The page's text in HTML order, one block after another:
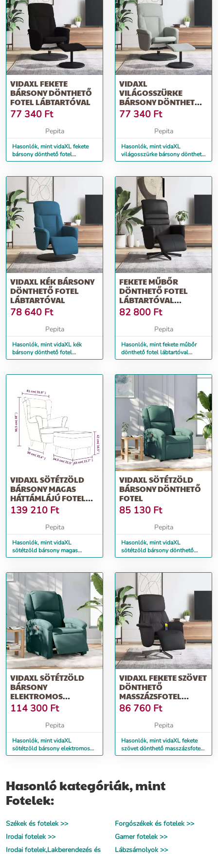
VIDAXL FEKETE
BÁRSONY DÖNTHETŐ
FOTEL LÁBTARTÓVAL
77 340 Ft
Pepita
Hasonlók, mint vidaXL fekete
bársony dönthető fotel
lábtartóval
VIDAXL
VILÁGOSSZÜRKE
BÁRSONY DÖNTHETŐ
FOTEL LÁBTARTÓVAL
77 340 Ft
Pepita
Hasonlók, mint vidaXL
világosszürke bársony dönthető
fotel lábtartóval
VIDAXL KÉK BÁRSONY
DÖNTHETŐ FOTEL
LÁBTARTÓVAL
78 640 Ft
Pepita
Hasonlók, mint vidaXL kék
bársony dönthető fotel
lábtartóval
FEKETE MŰBŐR
DÖNTHETŐ FOTEL
LÁBTARTÓVAL
(356703)
82 800 Ft
Pepita
Hasonlók, mint fekete műbőr
dönthető fotel lábtartóval
(356703)
VIDAXL SÖTÉTZÖLD
BÁRSONY MAGAS
HÁTTÁMLÁJÚ FOTEL
LÁBTARTÓVAL
139 210 Ft
Pepita
Hasonlók, mint vidaXL
sötétzöld bársony magas
háttámlájú fotel lábtartóval
VIDAXL SÖTÉTZÖLD
BÁRSONY DÖNTHETŐ
FOTEL
85 130 Ft
Pepita
Hasonlók, mint vidaXL
sötétzöld bársony dönthető
fotel
VIDAXL SÖTÉTZÖLD
BÁRSONY
ELEKTROMOS
DÖNTHETŐ FOTEL
114 300 Ft
Pepita
Hasonlók, mint vidaXL
sötétzöld bársony elektromos
dönthető fotel
VIDAXL FEKETE SZÖVET
DÖNTHETŐ
MASSZÁZSFOTEL
LÁBTARTÓVAL
86 760 Ft
Pepita
Hasonlók, mint vidaXL fekete
szövet dönthető masszázsfotel
lábtartóval
Hasonló kategóriák, mint
Fotelek:
Székek és fotelek >>
Forgószékek és fotelek >>
Irodai fotelek >>
Gamer fotelek >>
Irodai fotelek,Lakberendezés és
Lábzsámolyok >>